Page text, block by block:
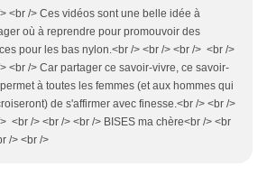
<br /> Ces vidéos sont une belle idée à
où à reprendre pour promouvoir des
pour les bas nylon.<br /> <br /> <br /> <br />
<br /> Car partager ce savoir-vivre, ce savoir-
à toutes les femmes (et aux hommes qui
de s'affirmer avec finesse.<br /> <br />
<br /> <br /> <br /> BISES ma chère<br /> <br
/> <br />